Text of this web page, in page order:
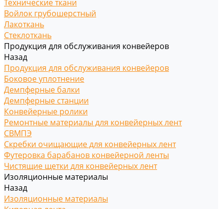
Технические ткани
Войлок грубошерстный
Лакоткань
Стеклоткань
Продукция для обслуживания конвейеров
Назад
Продукция для обслуживания конвейеров
Боковое уплотнение
Демпферные балки
Демпферные станции
Конвейерные ролики
Ремонтные материалы для конвейерных лент
СВМПЭ
Скребки очищающие для конвейерных лент
Футеровка барабанов конвейерной ленты
Чистящие щетки для конвейерных лент
Изоляционные материалы
Назад
Изоляционные материалы